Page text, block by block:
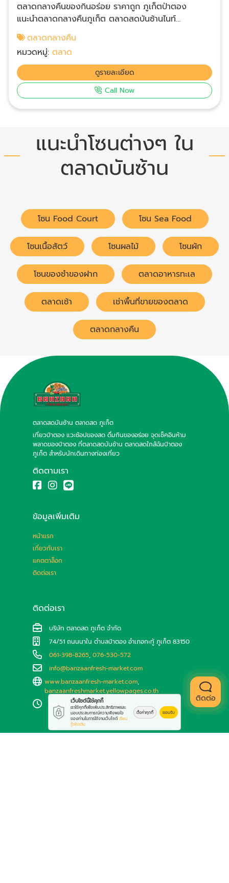
ตลาดกลางคืนของกินอร่อย ราคาถูก ภูเก็ตป่าตอง
แนะนำตลาดกลางคืนภูเก็ต ตลาดสดบันซ้านไนท์
พลาซ่า หลาดนัดสุดฮิตที่คนในพื้นที่แนะนำ ตลาดกลางคืน
เดินชิวๆ มีร้านค้ามากมายพร้อมให้นักท่องเที่ยวชิม ช้อป
เที่ยว ครบจบในที่เดียว ตลาดกลางคืน-ถนนคน
เดิน เปิด 18:00-24:00 น. มีโซนอาหารทะเล อาหารซีฟู้ด
สดใหม่ อาหาร street food เครื่องดื่มและขนมหวาน
โรตี-น้ำชา น้ำปั่น ไอศครีม ตลาดสดใกล้ฉันป่าตอง ภูเก็ต
สำหรับนักเดินทางท่องเที่ยว ป่าตอง หาดกะตะกะรน แหลม
วัน เวลา 06.00 - 24.00 น.
ตลาดกลางคืน
หมวดหมู่:ตลาด
ดูรายละเอียด
Call Now
แนะนำโซนต่างๆ ใน
ตลาดบันซ้าน
โซน Food Court โซน Sea Food
โซนเนื้อสัตว์ โซนผลไม้ โซนผัก
โซนของชำของฝาก ตลาดอาหารทะเล
ตลาดเช้า เช่าพื้นที่ขายของตลาด
ตลาดกลางคืน
ตลาดสดบันซ้าน ตลาดสด ภูเก็ต
เที่ยวป่าตอง แวะช้อปของสด ดื่มกินของอร่อย จุดเช็คอินห้าม
พลาดของป่าตอง ที่ตลาดสดบันซ้าน ตลาดสดใกล้ฉันป่าตอง
ภูเก็ต สำหรับนักเดินทางท่องเที่ยว
ติดตามเรา
ข้อมูลเพิ่มเติม
หน้าแรก
เกี่ยวกับเรา
แคตตาล็อก
ติดต่อเรา
ติดต่อเรา
บริษัท ตลาดสด ภูเก็ต จำกัด
74/51 ถนนนาใน ตำบลป่าตอง อำเภอกะทู้ ภูเก็ต 83150
061-398-8265, 076-530-572
info@banzaanfresh-market.com
www.banzaanfresh-market.com,
banzaanfreshmarket.yellowpages.co.th
ทุกวัน เวลา 06.00 - 24.00 น.
ติดต่อ
เว็บไซต์นี้ใช้คุกกี้
เราใช้คุกกี้เพื่อเพิ่มประสิทธิภาพและ
มอบประสบการณ์ความพึงพอใจ
ของท่านในการใช้งานเว็บไซต์ เรียน
รู้เพิ่มเติม
ตั้งค่าคุกกี้ ยอมรับ